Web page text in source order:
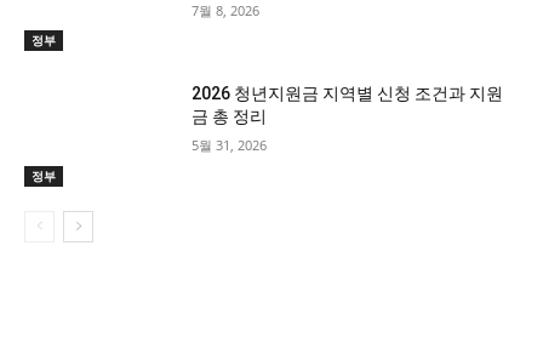
정부
7월 8, 2026
정부
2026 청년지원금 지역별 신청 조건과 지원
금 총 정리
5월 31, 2026